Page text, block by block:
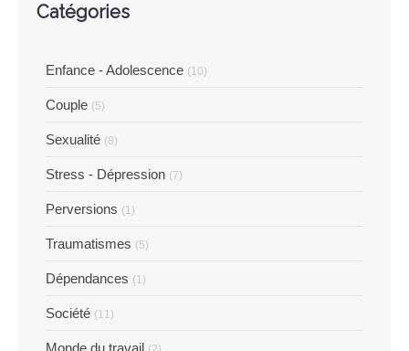
Catégories
Enfance - Adolescence (10)
Couple (5)
Sexualité (8)
Stress - Dépression (7)
Perversions (1)
Traumatismes (5)
Dépendances (1)
Société (11)
Monde du travail